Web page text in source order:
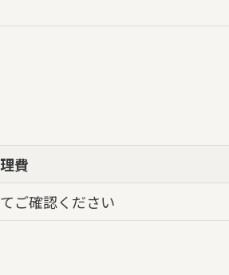
費
ご確認ください